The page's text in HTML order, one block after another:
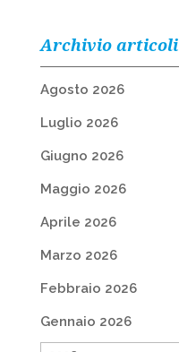
Archivio articoli
Agosto 2026
Luglio 2026
Giugno 2026
Maggio 2026
Aprile 2026
Marzo 2026
Febbraio 2026
Gennaio 2026